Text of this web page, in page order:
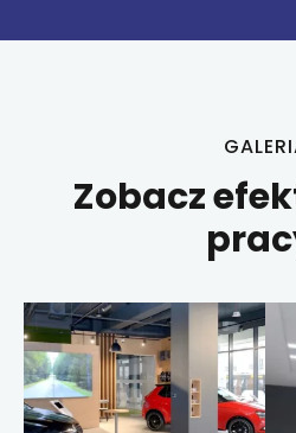
Zobacz